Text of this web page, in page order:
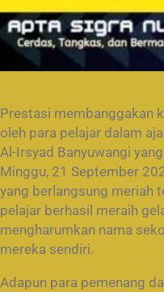
Prestasi membanggakan
oleh para pelajar dalam
Al-Irsyad Banyuwangi
Minggu, 21 September
yang berlangsung meriah
pelajar berhasil meraih
mengharumkan nama
mereka sendiri.
Adapun para pemenang